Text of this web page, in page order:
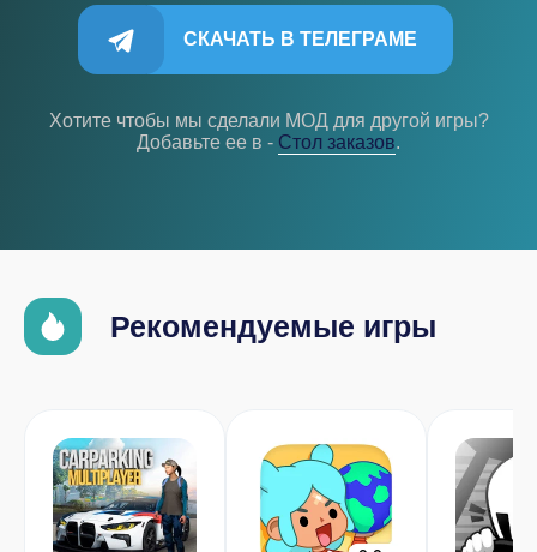
СКАЧАТЬ В ТЕЛЕГРАМЕ
Хотите чтобы мы сделали МОД для другой игры?
Добавьте ее в - Cтол заказов.
Рекомендуемые игры